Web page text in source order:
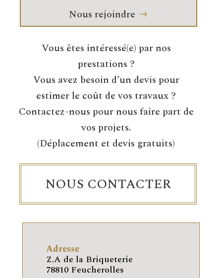
Nous rejoindre
Vous êtes intéressé(e) par nos
prestations ?
Vous avez besoin d’un devis pour
estimer le coût de vos travaux ?
Contactez-nous pour nous faire part de
vos projets.
(Déplacement et devis gratuits)
NOUS CONTACTER
Adresse
Z.A de la Briqueterie
78810 Feucherolles